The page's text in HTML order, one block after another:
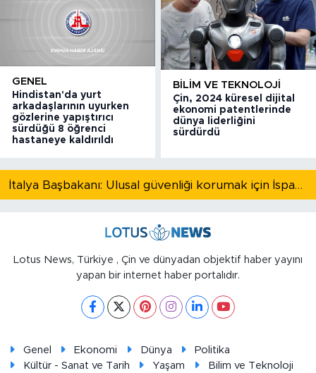
GENEL
Hindistan'da yurt
arkadaşlarının uyurken
gözlerine yapıştırıcı
sürdüğü 8 öğrenci
hastaneye kaldırıldı
BILIM VE TEKNOLOJI
Çin, 2024 küresel dijital
ekonomi patentlerinde
dünya liderliğini
sürdürdü
İtalya Başbakanı: Ulusal güvenliği korumak için İspanya ile Schengen kapsamındaki serbest dolaşımı askıya alıyoruz
Lotus News, Türkiye , Çin ve dünyadan objektif haber yayını
yapan bir internet haber portalıdır.
Genel Ekonomi Dünya
Politika
Kültür - Sanat ve Tarih
Yaşam Bilim ve Teknoloji